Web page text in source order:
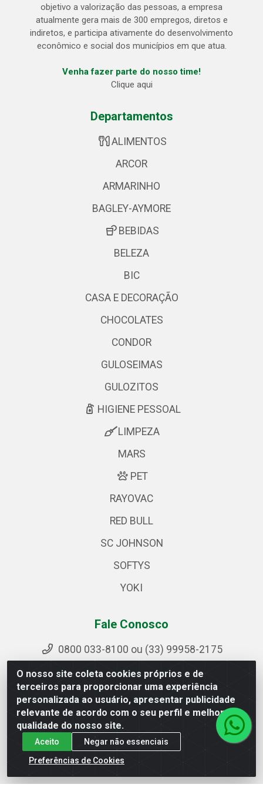
O nosso site coleta cookies próprios e de
terceiros para proporcionar uma experiência
personalizada ao usuário, apresentar publicidade
relevante de acordo com o seu perfil e melhorar a
qualidade do nosso site.
Aceito
Negar não essenciais
Preferências de Cookies
objetivo a valorização das pessoas, a empresa
atualmente gera mais de 300 empregos, diretos e
indiretos, e participa ativamente do desenvolvimento
econômico e social dos municípios em que atua.
Venha fazer parte do nosso time!
Clique aqui
Departamentos
ALIMENTOS
ARCOR
ARMARINHO
BAGLEY-AYMORE
BEBIDAS
BELEZA
BIC
CASA E DECORAÇÃO
CHOCOLATES
CONDOR
GULOSEIMAS
GULOZITOS
HIGIENE PESSOAL
LIMPEZA
MARS
PET
RAYOVAC
RED BULL
SC JOHNSON
SOFTYS
YOKI
Fale Conosco
0800 033-8100 ou (33) 99958-2175
sac@ipirangamg.com.br
Acompanhe nossas publicações
Ipiranga Distribuição LTDA - Avenida Doutor Jorge
Hannas, 101 - Ponte da Aldeia - Manhuaçu / MG - CEP
36906-440 - CNPJ 25.310.749/0001-66